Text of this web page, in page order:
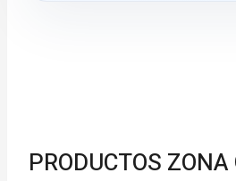
PRODUCTOS